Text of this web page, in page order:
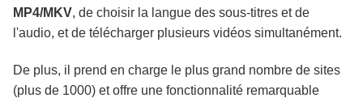
MP4/MKV, de choisir la langue des sous-titres et de
l'audio, et de télécharger plusieurs vidéos simultanément.
De plus, il prend en charge le plus grand nombre de sites
(plus de 1000) et offre une fonctionnalité remarquable